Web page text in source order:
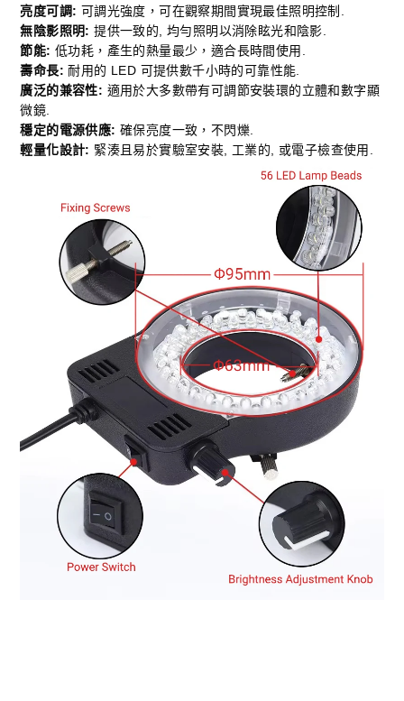
亮度可調: 可調光強度，可在觀察期間實現最佳照明控制.
無陰影照明: 提供一致的, 均勻照明以消除眩光和陰影.
節能: 低功耗，產生的熱量最少，適合長時間使用.
壽命長: 耐用的 LED 可提供數千小時的可靠性能.
廣泛的兼容性: 適用於大多數帶有可調節安裝環的立體和數字顯
微鏡.
穩定的電源供應: 確保亮度一致，不閃爍.
輕量化設計: 緊湊且易於實驗室安裝, 工業的, 或電子檢查使用.